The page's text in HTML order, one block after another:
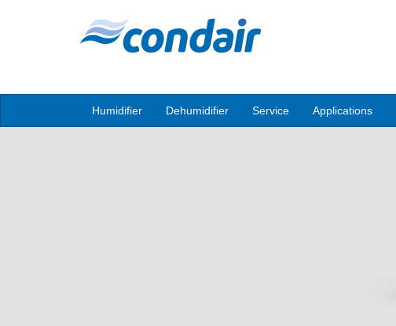
Humidifier Dehumidifier Service Applications